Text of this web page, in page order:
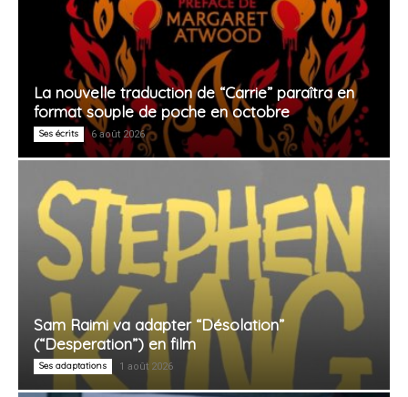
La nouvelle traduction de “Carrie” paraîtra en
format souple de poche en octobre
Ses écrits 6 août 2026
Sam Raimi va adapter “Désolation”
(“Desperation”) en film
Ses adaptations 1 août 2026